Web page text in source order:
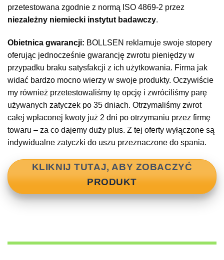
przetestowana zgodnie z normą ISO 4869-2 przez
niezależny niemiecki instytut badawczy.
Obietnica gwarancji: BOLLSEN reklamuje swoje stopery
oferując jednocześnie gwarancję zwrotu pieniędzy w
przypadku braku satysfakcji z ich użytkowania. Firma jak
widać bardzo mocno wierzy w swoje produkty. Oczywiście
my również przetestowaliśmy tę opcję i zwróciliśmy parę
używanych zatyczek po 35 dniach. Otrzymaliśmy zwrot
całej wpłaconej kwoty już 2 dni po otrzymaniu przez firmę
towaru – za co dajemy duży plus. Z tej oferty wyłączone są
indywidualne zatyczki do uszu przeznaczone do spania.
KLIKNIJ TUTAJ, ABY ZOBACZYĆ
PRODUKT